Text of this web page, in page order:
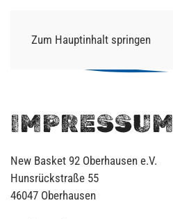
Zum Hauptinhalt springen
IMPRESSUM
New Basket 92 Oberhausen e.V.
Hunsrückstraße 55
46047 Oberhausen